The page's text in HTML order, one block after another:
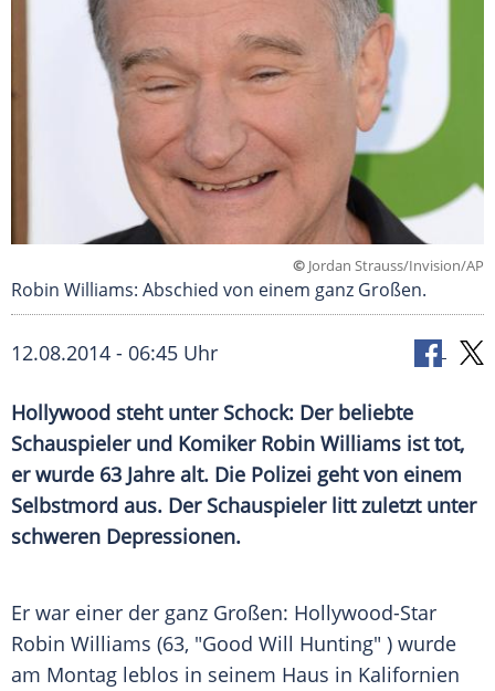
© Jordan Strauss/Invision/AP
Robin Williams: Abschied von einem ganz Großen.
12.08.2014 - 06:45 Uhr
Hollywood steht unter Schock: Der beliebte
Schauspieler und Komiker Robin Williams ist tot,
er wurde 63 Jahre alt. Die Polizei geht von einem
Selbstmord aus. Der Schauspieler litt zuletzt unter
schweren Depressionen.
Er war einer der ganz Großen: Hollywood-Star
Robin Williams (63, "Good Will Hunting" ) wurde
am Montag leblos in seinem Haus in Kalifornien